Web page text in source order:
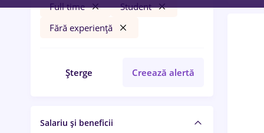
Full time
Student
Fără experiență
Șterge Creează alertă
Salariu și beneficii